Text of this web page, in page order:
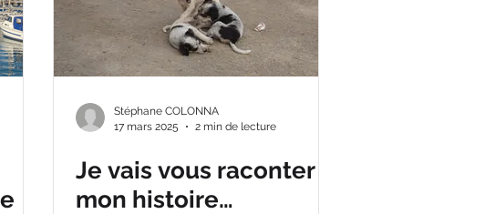
Stéphane COLONNA
17 mars 2025
2 min de lecture
Je vais vous raconter
mon histoire…